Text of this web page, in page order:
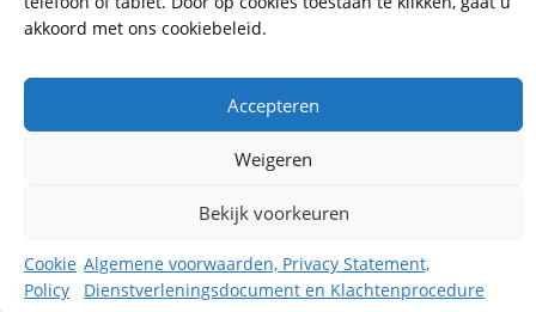
akkoord met ons cookiebeleid.
Accepteren
Weigeren
Bekijk voorkeuren
Cookie
Policy
Algemene voorwaarden, Privacy Statement,
Dienstverleningsdocument en Klachtenprocedure
Volg ons
Algemene Voorwaarden, Privacy
Statement, Dienstverleningsdocument en
Klachtenprocedure